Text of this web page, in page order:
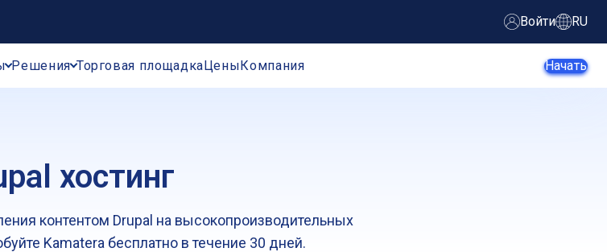
Войти RU
Решения
Малый и
средний
Торговая площадкаЦеныКомпания Начать
хостинг
контентом Drupal на высокопроизводительных
Kamatera бесплатно в течение 30 дней.